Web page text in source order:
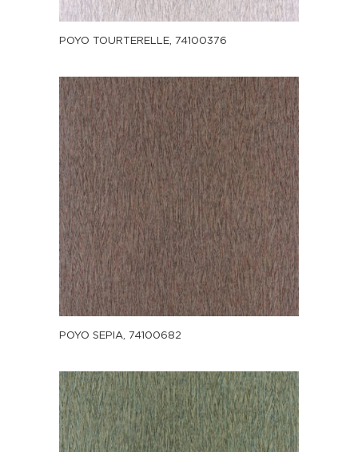
POYO TOURTERELLE, 74100376
POYO SEPIA, 74100682